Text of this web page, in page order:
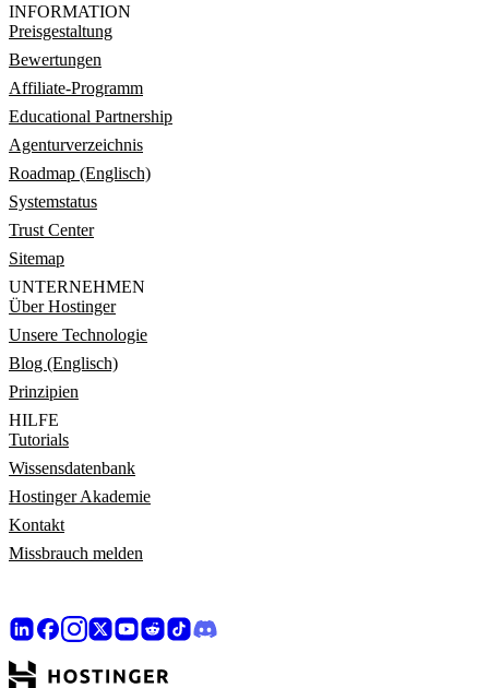
INFORMATION
Preisgestaltung
Bewertungen
Affiliate-Programm
Educational Partnership
Agenturverzeichnis
Roadmap (Englisch)
Systemstatus
Trust Center
Sitemap
UNTERNEHMEN
Über Hostinger
Unsere Technologie
Blog (Englisch)
Prinzipien
HILFE
Tutorials
Wissensdatenbank
Hostinger Akademie
Kontakt
Missbrauch melden